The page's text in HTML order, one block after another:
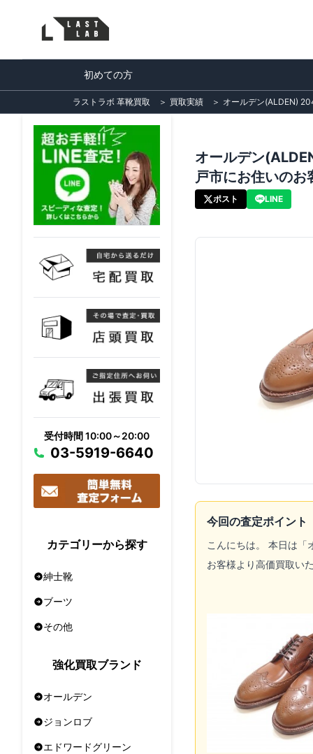
初めての方
ラストラボ 革靴買取 ＞ 買取実績 ＞ オールデン(ALDEN)
受付時間 10:00～20:00
03-5919-6640
カテゴリーから探す
紳士靴
ブーツ
その他
強化買取ブランド
オールデン
ジョンロブ
エドワードグリーン
オールデン
戸市にお住いのお
ポスト LINE
今回の査定ポイント
こんにちは。 本日は「
お客様より高価買取い